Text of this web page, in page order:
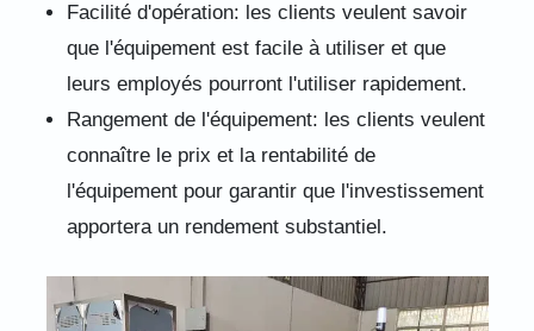
Facilité d'opération: les clients veulent savoir
que l'équipement est facile à utiliser et que
leurs employés pourront l'utiliser rapidement.
Rangement de l'équipement: les clients veulent
connaître le prix et la rentabilité de
l'équipement pour garantir que l'investissement
apportera un rendement substantiel.